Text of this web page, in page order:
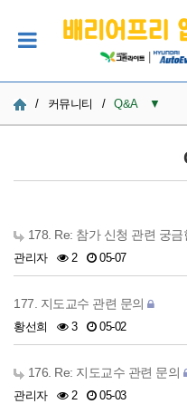
|
/ 커뮤니티 / Q&A ▼
사진
178. Re: 참가 신청 관련 궁
관리자 2 05-07
177. 지도교수 관련 문의
황선희 3 05-02
176. Re: 지도교수 관련 문의
관리자 2 05-03